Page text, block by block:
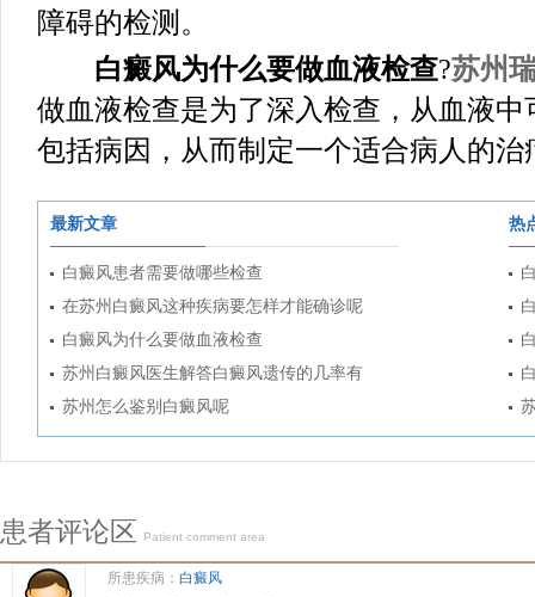
障碍的检测。
白癜风为什么要做血液检查?苏州
做血液检查是为了深入检查，从血液
包括病因，从而制定一个适合病人的
最新文章
白癜风患者需要做哪些检查
在苏州白癜风这种疾病要怎样才能确诊呢
白癜风为什么要做血液检查
苏州白癜风医生解答白癜风遗传的几率有
苏州怎么鉴别白癜风呢
热
患者评论区 Patient comment area
所患疾病： 白癜风